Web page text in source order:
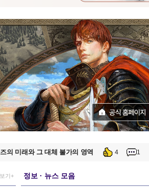
? 오버워치 '디몬' 플레이 영상 3 5
없는 수준" 13 1
까지 총출동! '이환' 1.3 버전 방송 정리
화생명에 패배 4 8
의 미래와 그 대체 불가의 영역 4 1
? 오버워치 '디몬' 플레이 영상
기+ 정보 · 뉴스 모음